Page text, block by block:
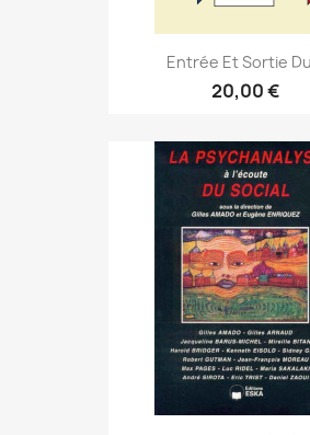
Entrée Et Sortie
20,00 €